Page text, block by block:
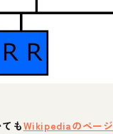
もWikipediaのページ